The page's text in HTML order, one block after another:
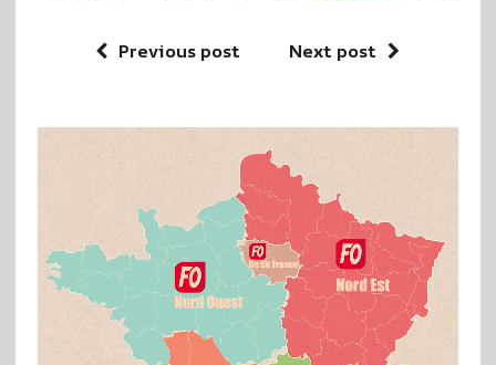
Previous post Next post